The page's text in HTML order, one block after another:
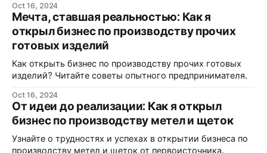
Oct 16, 2024
Мечта, ставшая реальностью: Как я
открыл бизнес по производству прочих
готовых изделий
Как открыть бизнес по производству прочих готовых
изделий? Читайте советы опытного предпринимателя.
Oct 16, 2024
От идеи до реализации: Как я открыл
бизнес по производству метел и щеток
Узнайте о трудностях и успехах в открытии бизнеса по
производству метел и щеток от первоисточника.